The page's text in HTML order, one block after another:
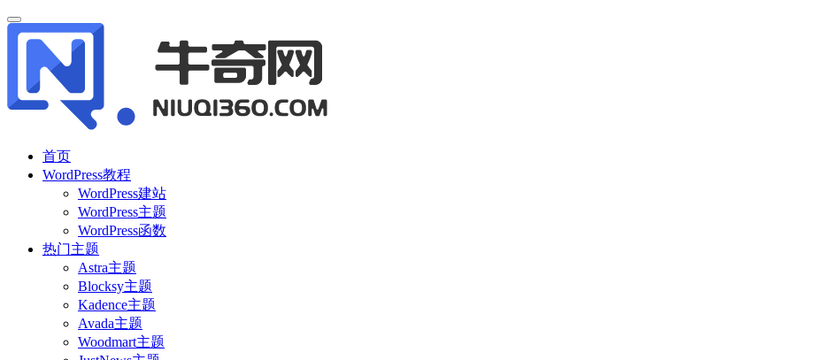
首页
WordPress教程
WordPress建站
WordPress主题
WordPress函数
热门主题
Astra主题
Blocksy主题
Kadence主题
Avada主题
Woodmart主题